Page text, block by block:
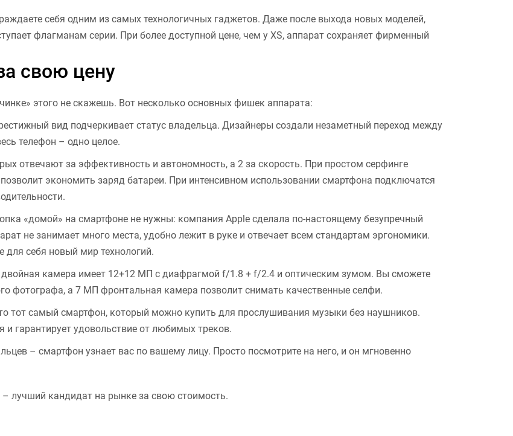
себя одним из самых технологичных гаджетов. Даже после выхода новых моделей,
флагманам серии. При более доступной цене, чем у XS, аппарат сохраняет фирменный
свою цену
этого не скажешь. Вот несколько основных фишек аппарата:
вид подчеркивает статус владельца. Дизайнеры создали незаметный переход между
телефон – одно целое.
отвечают за эффективность и автономность, а 2 за скорость. При простом серфинге
экономить заряд батареи. При интенсивном использовании смартфона подключатся
«домой» на смартфоне не нужны: компания Apple сделала по-настоящему безупречный
не занимает много места, удобно лежит в руке и отвечает всем стандартам эргономики.
для себя новый мир технологий.
камера имеет 12+12 МП с диафрагмой f/1.8 + f/2.4 и оптическим зумом. Вы сможете
фотографа, а 7 МП фронтальная камера позволит снимать качественные селфи.
тот самый смартфон, который можно купить для прослушивания музыки без наушников.
и гарантирует удовольствие от любимых треков.
– смартфон узнает вас по вашему лицу. Просто посмотрите на него, и он мгновенно
– лучший кандидат на рынке за свою стоимость.